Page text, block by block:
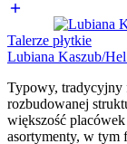
Talerze płytkie
Lubiana Kaszub/
Typowy, tradycyjny
rozbudowanej
większość
asortymenty, w tym